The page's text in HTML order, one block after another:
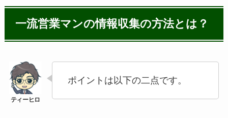
一流営業マンの情報収集の方法とは？
ポイントは以下の二点です。